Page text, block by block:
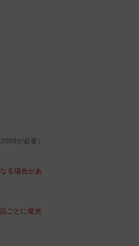
が必要）
る場合があ
ごとに発光